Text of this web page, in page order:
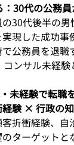
：30代の公務
30代後半の
現した成功事
公務員を退
ンサル未経
未経験で転職
経験 × 行政の
折衝経験、
ターゲット